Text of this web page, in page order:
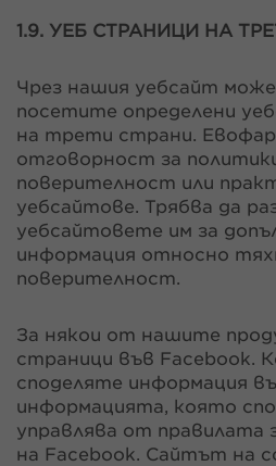
1.9. УЕБ СТРАНИЦИ НА
Чрез нашия уебсайт
посетите определени
на трети страни.
отговорност за
поверителност или
уебсайтове. Трябва да
уебсайтовете им за
информация относно
поверителност.
За някои от нашите
страници във Facebook.
споделяте информация
информацията, която
управлява от правилата
на Facebook. Сайтът на